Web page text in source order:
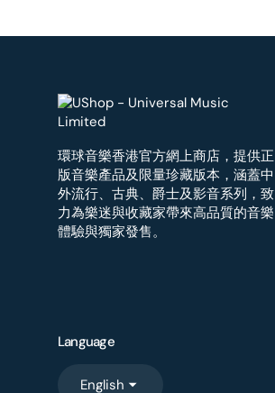
環球音樂香港官方網上商店，提供正
版音樂產品及限量珍藏版本，涵蓋中
外流行、古典、爵士及影音系列，致
力為樂迷與收藏家帶來高品質的音樂
體驗與獨家發售。
Language
English